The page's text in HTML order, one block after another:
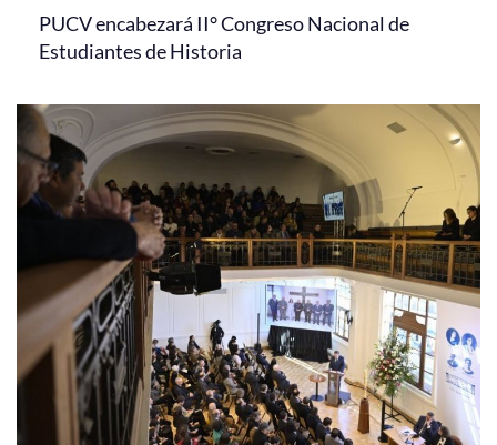
PUCV encabezará II° Congreso Nacional de
Estudiantes de Historia